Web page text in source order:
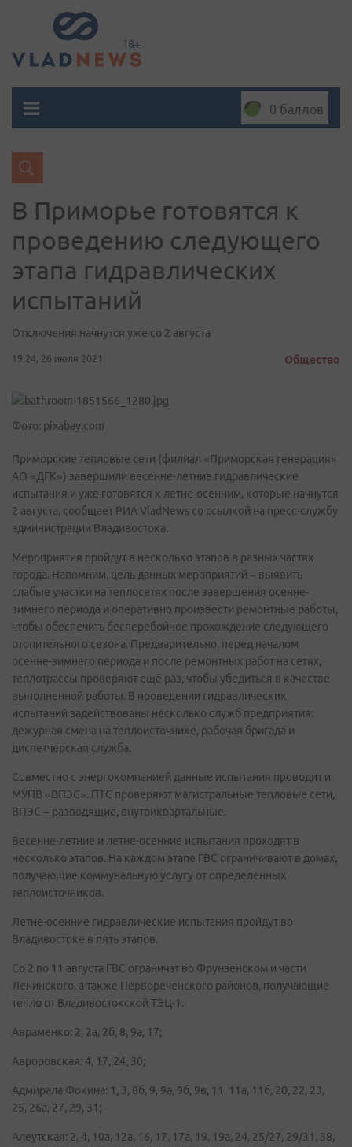
0 баллов
В Приморье готовятся к
проведению следующего
этапа гидравлических
испытаний
Отключения начнутся уже со 2 августа
19:24, 26 июля 2021 Общество
Фото: pixabay.com
Приморские тепловые сети (филиал «Приморская генерация»
АО «ДГК») завершили весенне-летние гидравлические
испытания и уже готовятся к летне-осенним, которые начнутся
2 августа, сообщает РИА VladNews со ссылкой на пресс-службу
администрации Владивостока.
Мероприятия пройдут в несколько этапов в разных частях
города. Напомним, цель данных мероприятий – выявить
слабые участки на теплосетях после завершения осенне-
зимнего периода и оперативно произвести ремонтные работы,
чтобы обеспечить бесперебойное прохождение следующего
отопительного сезона. Предварительно, перед началом
осенне-зимнего периода и после ремонтных работ на сетях,
теплотрассы проверяют ещё раз, чтобы убедиться в качестве
выполненной работы. В проведении гидравлических
испытаний задействованы несколько служб предприятия:
дежурная смена на теплоисточнике, рабочая бригада и
диспетчерская служба.
Совместно с энергокомпанией данные испытания проводит и
МУПВ «ВПЭС». ПТС проверяют магистральные тепловые сети,
ВПЭС – разводящие, внутриквартальные.
Весенне-летние и летне-осенние испытания проходят в
несколько этапов. На каждом этапе ГВС ограничивают в домах,
получающие коммунальную услугу от определенных
теплоисточников.
Летне-осенние гидравлические испытания пройдут во
Владивостоке в пять этапов.
Со 2 по 11 августа ГВС ограничат во Фрунзенском и части
Ленинского, а также Первореченского районов, получающие
тепло от Владивостокской ТЭЦ-1.
Авраменко: 2, 2а, 2б, 8, 9а, 17;
Авроровская: 4, 17, 24, 30;
Адмирала Фокина: 1, 3, 8б, 9, 9а, 9б, 9в, 11, 11а, 11б, 20, 22, 23,
25, 26а, 27, 29, 31;
Алеутская: 2, 4, 10а, 12а, 16, 17, 17а, 19, 19а, 24, 25/27, 29/31, 38,